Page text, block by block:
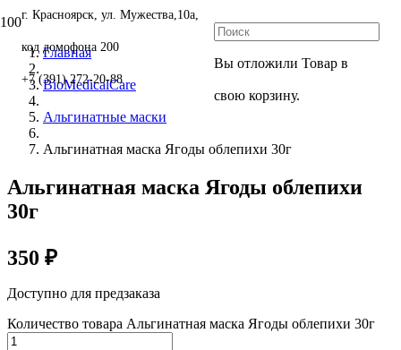
г. Красноярск, ул. Мужества,10а,
код домофона 200
+7 (391) 272-20-88
Вы отложили Товар в
свою корзину.
Главная
BioMedicalCare
Альгинатные маски
Альгинатная маска Ягоды облепихи 30г
Альгинатная маска Ягоды облепихи
30г
350 ₽
Доступно для предзаказа
Количество товара Альгинатная маска Ягоды облепихи 30г